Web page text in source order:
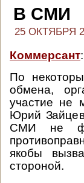
В СМИ
25 ОКТЯБРЯ
Коммерсант:
По
обмена,
участие не
Юрий Зайцев
СМИ не
якобы
стороной.